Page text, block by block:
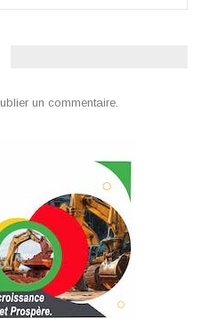
un commentaire.